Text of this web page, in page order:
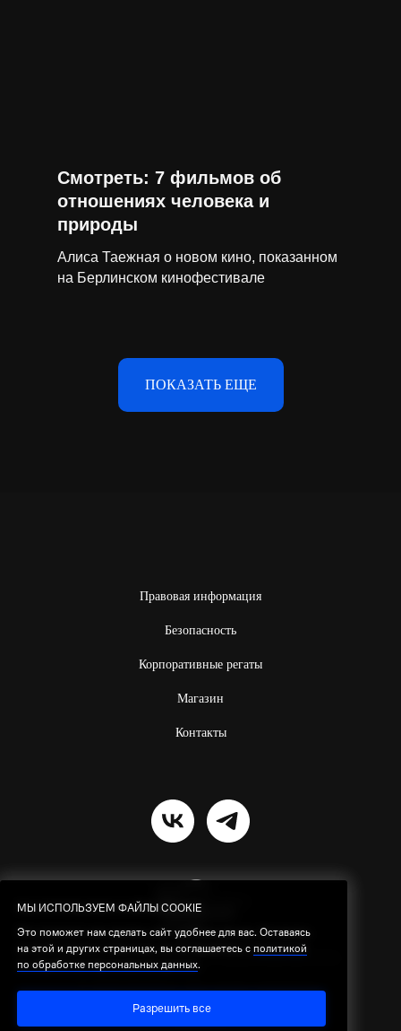
МЫ ИСПОЛЬЗУЕМ ФАЙЛЫ COOKIE
Это поможет нам сделать сайт удобнее для вас. Оставаясь
на этой и других страницах, вы соглашаетесь с политикой
по обработке персональных данных.
Разрешить все
Смотреть: 7 фильмов об
отношениях человека и
природы
Алиса Таежная о новом кино, показанном
на Берлинском кинофестивале
ПОКАЗАТЬ ЕЩЕ
Правовая информация
Безопасность
Корпоративные регаты
Магазин
Контакты
Резидент проекта ИНТЦ «Квантовая долина»
© 2026 SilaVetra.Все права защищены.
Политика по обработке персональных
МЫ ИСПОЛЬЗУЕМ ФАЙЛЫ COOKIE
Это поможет нам сделать сайт удобнее для вас. Оставаясь
на этой и других страницах, вы соглашаетесь с политикой
по обработке персональных данных.
Разрешить все